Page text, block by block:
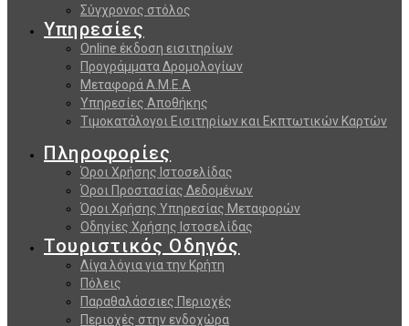
Σύγχρονος στόλος
Υπηρεσίες
Online έκδοση εισιτηρίων
Προγράμματα Δρομολογίων
Μεταφορά Α.Μ.Ε.Α
Υπηρεσίες Αποθήκης
Τιμοκατάλογοι Εισιτηρίων και Εκπτωτικών Καρτών
Πληροφορίες
Όροι Χρήσης Ιστοσελίδας
Όροι Προστασίας Δεδομένων
Όροι Χρήσης Υπηρεσίας Μεταφορών
Οδηγίες Χρήσης Ιστοσελίδας
Τουριστικός Οδηγός
Λίγα λόγια για την Κρήτη
Πόλεις
Παραθαλάσσιες Περιοχές
Περιοχές στην ενδοχώρα